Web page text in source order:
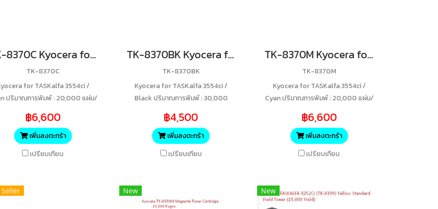
TK-8370C Kyocera for TASKalfa 3554ci / Cyan ปริมาณการพิมพ์ : 20,000 แผ่น/ตลับ
TK-8370C
for TASKalfa 3554ci /
ปริมาณการพิมพ์ : 20,000 แผ่น/
฿6,600
เพิ่มลงตะกร้า
เปรียบเทียบ
TK-8370BK Kyocera for TASKalfa 3554ci / Black ปริมาณการพิมพ์ : 30,000 แผ่น/ตลับ ของแท้รับประกันศูนย์
TK-8370BK
Kyocera for TASKalfa 3554ci /
Black ปริมาณการพิมพ์ : 30,000
฿4,500
เพิ่มลงตะกร้า
เปรียบเทียบ
TK-8370M Kyocera forTASKalfa 3554ci / Magenta ปริมาณการพิมพ์ : 20,000 แผ่น/ตลับ
TK-8370M
Kyocera for TASKalfa 3554ci /
Cyan ปริมาณการพิมพ์ : 20,000 แผ่น/
฿6,600
เพิ่มลงตะกร้า
เปรียบเทียบ
New New